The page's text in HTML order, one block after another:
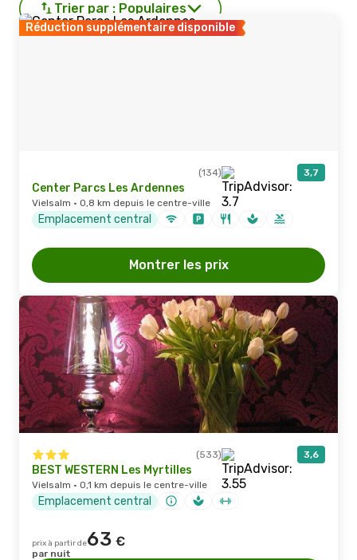
Trier par : Populaires
Réduction supplémentaire disponible
(134) 3,7
Center Parcs Les Ardennes
Vielsalm · 0,8 km depuis le centre-ville
Emplacement central
Montrer les prix
(533) 3,6
BEST WESTERN Les Myrtilles
Vielsalm · 0,1 km depuis le centre-ville
Emplacement central
prix à partir de63 €
par nuit